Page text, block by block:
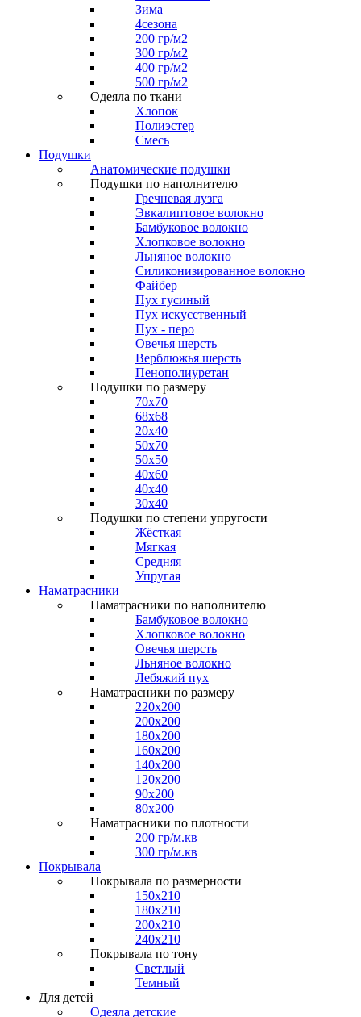
Зима
4сезона
200 гр/м2
300 гр/м2
400 гр/м2
500 гр/м2
Одеяла по ткани
Хлопок
Полиэстер
Смесь
Подушки
Анатомические подушки
Подушки по наполнителю
Гречневая лузга
Эвкалиптовое волокно
Бамбуковое волокно
Хлопковое волокно
Льняное волокно
Силиконизированное волокно
Файбер
Пух гусиный
Пух искусственный
Пух - перо
Овечья шерсть
Верблюжья шерсть
Пенополиуретан
Подушки по размеру
70x70
68x68
20x40
50x70
50x50
40x60
40x40
30x40
Подушки по степени упругости
Жёсткая
Мягкая
Средняя
Упругая
Наматрасники
Наматрасники по наполнителю
Бамбуковое волокно
Хлопковое волокно
Овечья шерсть
Льняное волокно
Лебяжий пух
Наматрасники по размеру
220x200
200x200
180x200
160x200
140x200
120x200
90x200
80x200
Наматрасники по плотности
200 гр/м.кв
300 гр/м.кв
Покрывала
Покрывала по размерности
150x210
180x210
200x210
240x210
Покрывала по тону
Светлый
Темный
Для детей
Одеяла детские